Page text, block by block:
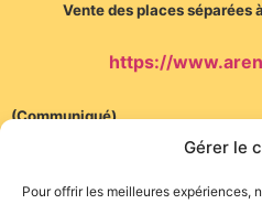
Gérer le
Pour offrir les meilleures expériences,
Vente des places séparées
https://
(Communiqué)